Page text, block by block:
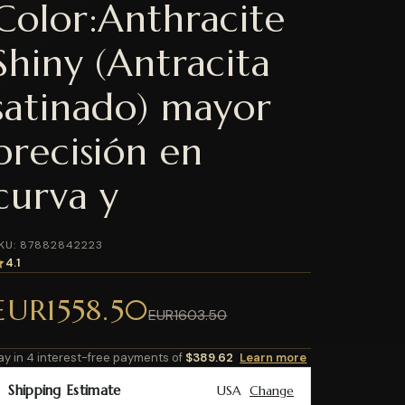
(Antracita
mayor
en
y
87882842223
4.1
EUR1603.50
in 4 interest-free payments of $389.62 Learn more
Shipping Estimate USA Change